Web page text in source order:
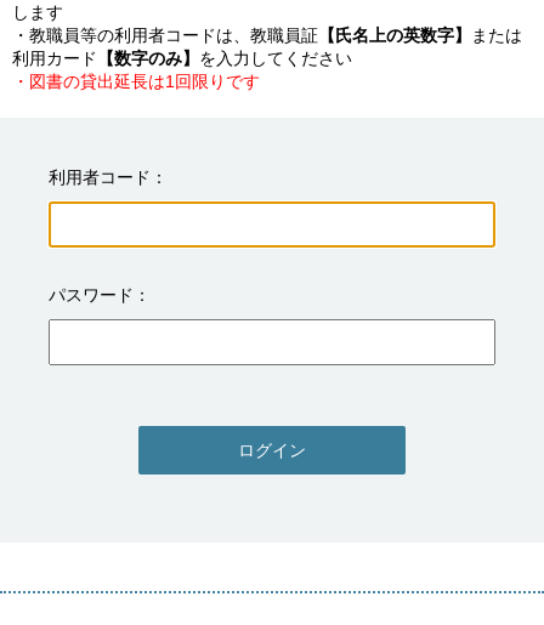
します
・教職員等の利用者コードは、教職員証 【氏名上の英数字】
または
利用カード
【数字のみ】
・図書の貸出延長は1回限りです
利用者コード
パスワード
ログイン